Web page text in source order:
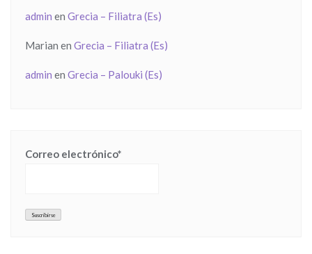
admin en Grecia – Filiatra (Es)
Marian en Grecia – Filiatra (Es)
admin en Grecia – Palouki (Es)
Correo electrónico*